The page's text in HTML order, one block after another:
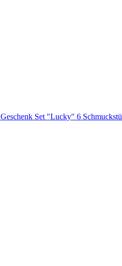
Geschenk Set "Lucky" 6